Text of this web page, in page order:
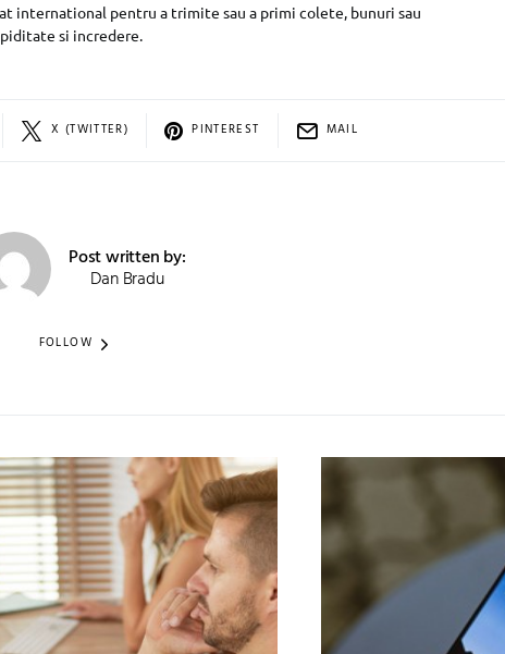
international pentru a trimite sau a primi colete, bunuri sau
si incredere.
X (TWITTER) PINTEREST MAIL
Post written by:
Dan Bradu
FOLLOW